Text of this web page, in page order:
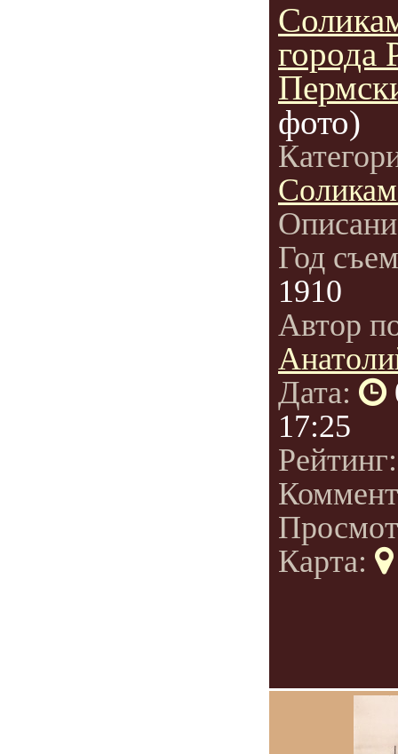
города
фото)
Год
1910
Автор
Дата:
17:25
Карта: